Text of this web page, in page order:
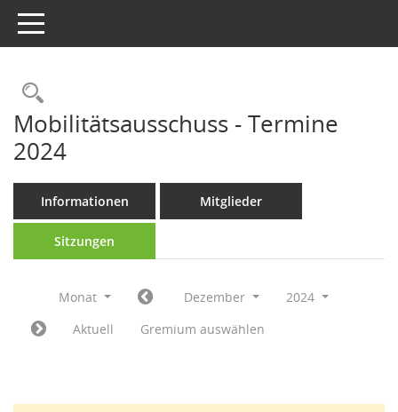
Toggle navigation
Rechercheauswahl
Mobilitätsausschuss - Termine
2024
Informationen Mitglieder
Sitzungen
Monat Dezember
2024
Aktuell
Gremium auswählen